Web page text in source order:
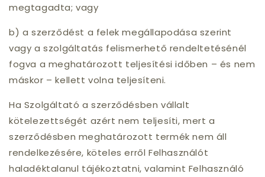
megtagadta; vagy
b) a szerződést a felek megállapodása szerint
vagy a szolgáltatás felismerhető rendeltetésénél
fogva a meghatározott teljesítési időben – és nem
máskor – kellett volna teljesíteni.
Ha Szolgáltató a szerződésben vállalt
kötelezettségét azért nem teljesíti, mert a
szerződésben meghatározott termék nem áll
rendelkezésére, köteles erről Felhasználót
haladéktalanul tájékoztatni, valamint Felhasználó